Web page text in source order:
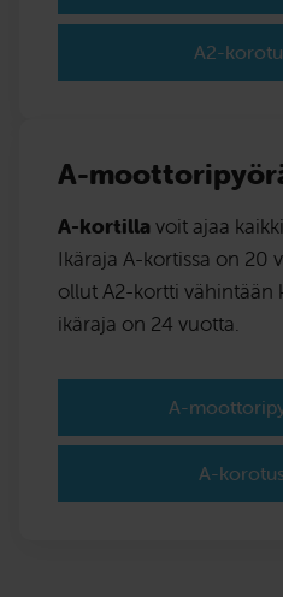
A2-
A-
A-kortillavoit ajaa
Ikäraja A-kortissa on 20
ollut A2-kortti vähintään
ikäraja on 24 vuotta.
A-
A-